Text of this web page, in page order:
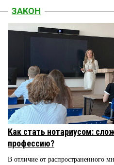
ЗАКОН
Как стать нотариусом:
профессию?
В отличие от распространенного